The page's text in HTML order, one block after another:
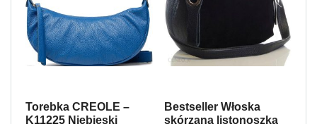
Torebka CREOLE –
K11225 Niebieski
Bestseller Włoska
skórzana listonoszka